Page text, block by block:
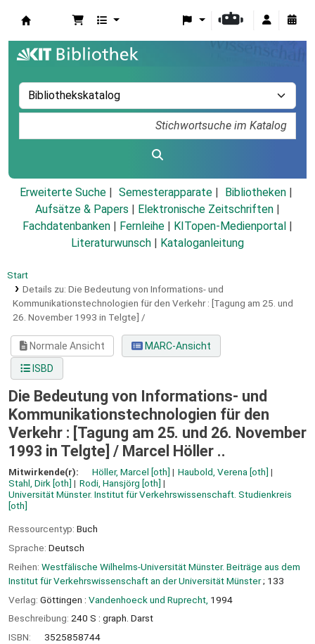
Erweiterte Suche Semesterapparate
Bibliotheken
Aufsätze & Papers
Elektronische Zeitschriften
Fachdatenbanken
Fernleihe KITopen-Medienportal
Literaturwunsch
Kataloganleitung
Start
Details zu: Die Bedeutung von Informations- und
Kommunikationstechnologien für den Verkehr : [Tagung am 25. und
26. November 1993 in Telgte] /
Normale Ansicht
MARC-Ansicht
ISBD
Die Bedeutung von Informations- und
Kommunikationstechnologien für den
Verkehr : [Tagung am 25. und 26. November
1993 in Telgte] / Marcel Höller ..
Mitwirkende(r): Höller, Marcel [oth] Haubold, Verena [oth]
Stahl, Dirk [oth] Rodi, Hansjörg [oth]
Universität Münster. Institut für Verkehrswissenschaft. Studienkreis
[oth]
Ressourcentyp: Buch
Sprache: Deutsch
Reihen: Westfälische Wilhelms-Universität Münster. Beiträge aus dem
Institut für Verkehrswissenschaft an der Universität Münster; 133
Verlag: Göttingen : Vandenhoeck und Ruprecht, 1994
Beschreibung: 240 S : graph. Darst
ISBN:
3525858744